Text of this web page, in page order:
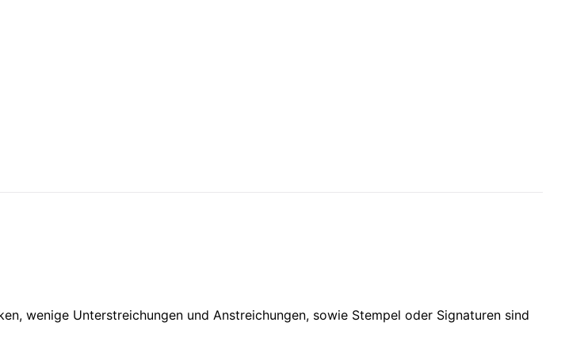
wenige Unterstreichungen und Anstreichungen, sowie Stempel oder Signaturen sind